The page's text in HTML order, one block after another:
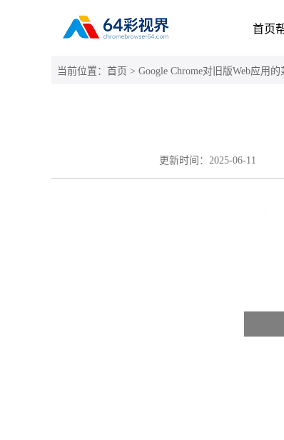
首页
当前位置： 首页 > Google Chrome对旧版Web应用
更新时间： 2025-06-11